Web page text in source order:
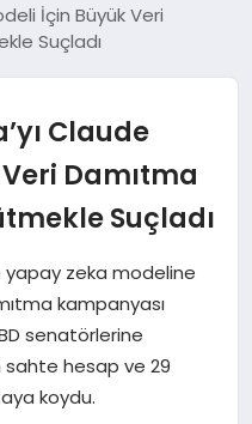
İçin Büyük Veri
Suçladı
Claude
Damıtma
Suçladı
yapay zeka modeline
kampanyası
senatörlerine
hesap ve 29
koydu.